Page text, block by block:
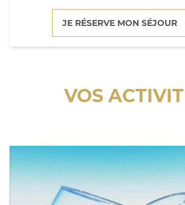
JE RÉSERVE MON SÉJOUR
VOS